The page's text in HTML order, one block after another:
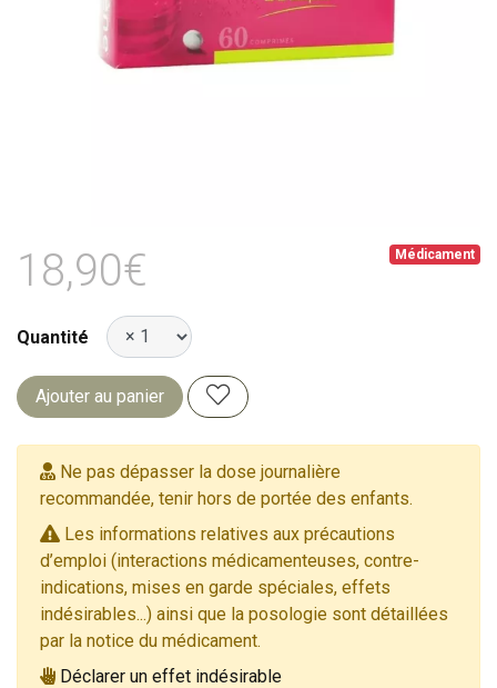
Médicament
18,90€
Quantité
Ajouter au panier
Ne pas dépasser la dose journalière
recommandée, tenir hors de portée des enfants.
Les informations relatives aux précautions
d’emploi (interactions médicamenteuses, contre-
indications, mises en garde spéciales, effets
indésirables...) ainsi que la posologie sont détaillées
par la notice du médicament.
Déclarer un effet indésirable